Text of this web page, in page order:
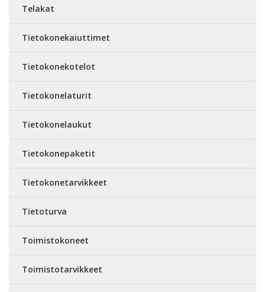
Telakat
Tietokonekaiuttimet
Tietokonekotelot
Tietokonelaturit
Tietokonelaukut
Tietokonepaketit
Tietokonetarvikkeet
Tietoturva
Toimistokoneet
Toimistotarvikkeet